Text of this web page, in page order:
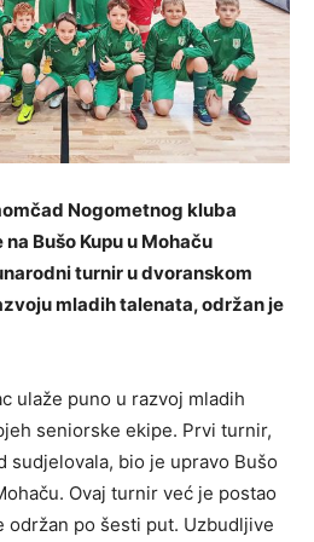
Nogometnog kluba
Bušo Kupu u Mohaču
turnir u dvoranskom
mladih talenata, održan je
ulaže puno u razvoj mladih
seniorske ekipe. Prvi turnir,
sudjelovala, bio je upravo Bušo
Ovaj turnir već je postao
održan po šesti put. Uzbudljive